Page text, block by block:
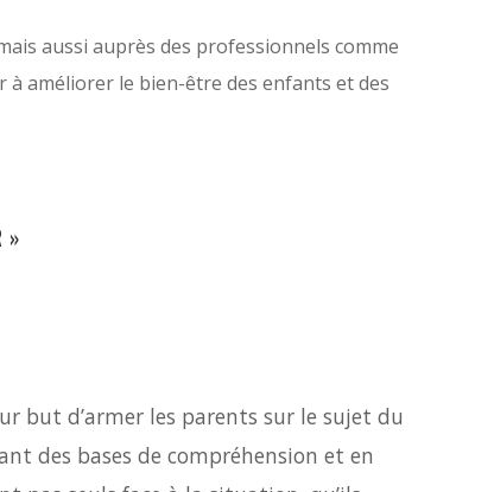
aussi auprès des professionnels comme
à améliorer le bien-être des enfants et des
»
but d’armer les parents sur le sujet du
des bases de compréhension et en